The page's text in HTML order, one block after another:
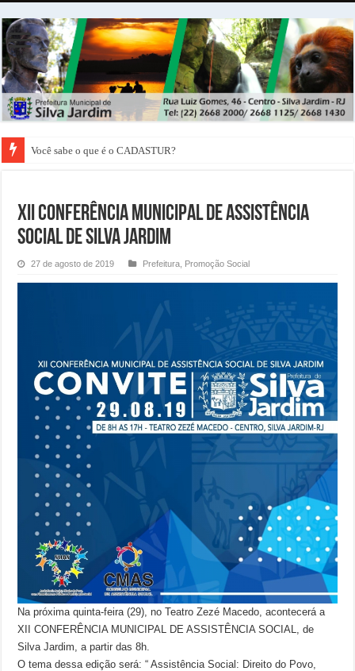
Você sabe o que é o CADASTUR?
XII Conferência Municipal de Assistência
Social de Silva Jardim
27 de agosto de 2019 Prefeitura Promoção Social
Na próxima quinta-feira (29), no Teatro Zezé Macedo, acontecerá a
XII CONFERÊNCIA MUNICIPAL DE ASSISTÊNCIA SOCIAL, de
Silva Jardim, a partir das 8h.
O tema dessa edição será: “ Assistência Social: Direito do Povo,